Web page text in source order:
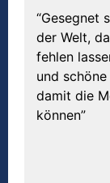
“Gesegnet
der Welt,
fehlen
und
damit die
können”